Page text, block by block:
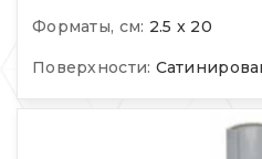
Форматы, см: 2.5 x 20
Поверхности: